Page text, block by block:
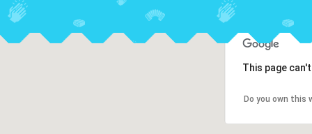
This page
Do you own this